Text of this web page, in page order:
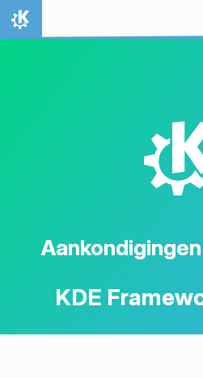
Spring naar inhoud
Thuis
KDE